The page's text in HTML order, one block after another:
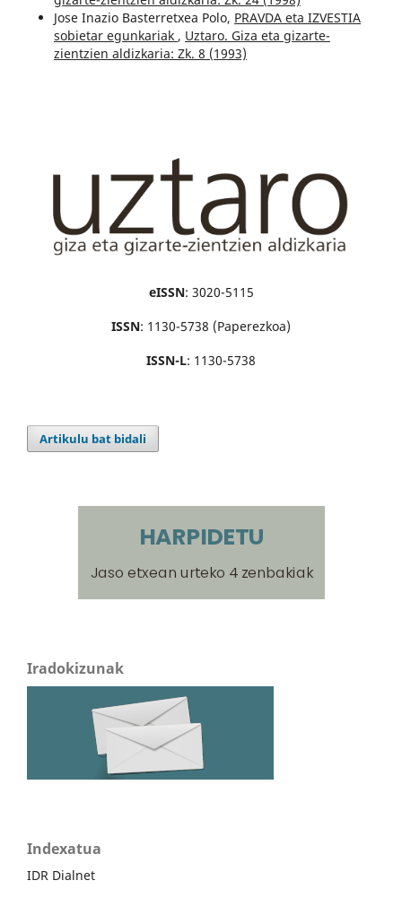
Jose Inazio Basterretxea Polo, PRAVDA eta IZVESTIA
sobietar egunkariak , Uztaro. Giza eta gizarte-
zientzien aldizkaria: Zk. 8 (1993)
eISSN: 3020-5115
ISSN: 1130-5738 (Paperezkoa)
ISSN-L: 1130-5738
Artikulu bat bidali
Iradokizunak
Indexatua
IDR Dialnet